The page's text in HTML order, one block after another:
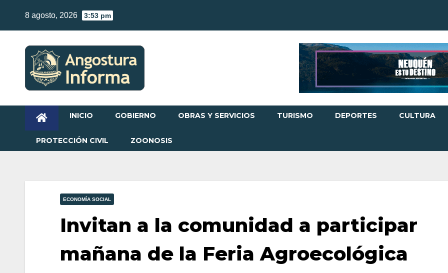
content
8 agosto, 2026 3:53 pm
INICIO GOBIERNO OBRAS Y SERVICIOS TURISMO DEPORTES CULTURA
PROTECCIÓN CIVIL ZOONOSIS
ECONOMÍA SOCIAL
Invitan a la comunidad a participar
mañana de la Feria Agroecológica